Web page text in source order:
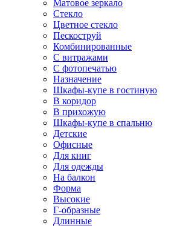
Матовое зеркало
Стекло
Цветное стекло
Пескоструй
Комбинированные
С витражами
С фотопечатью
Назначение
Шкафы-купе в гостиную
В коридор
В прихожую
Шкафы-купе в спальню
Детские
Офисные
Для книг
Для одежды
На балкон
Форма
Высокие
Г-образные
Длинные